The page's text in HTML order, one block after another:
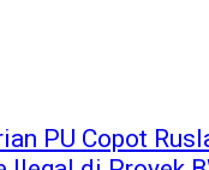
PU Copot